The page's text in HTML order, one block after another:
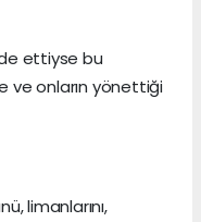
ettiyse bu
ve onların yönettiği
limanlarını,